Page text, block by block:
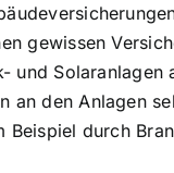
gewissen
und Solaranlagen
an den Anlagen
Beispiel durch